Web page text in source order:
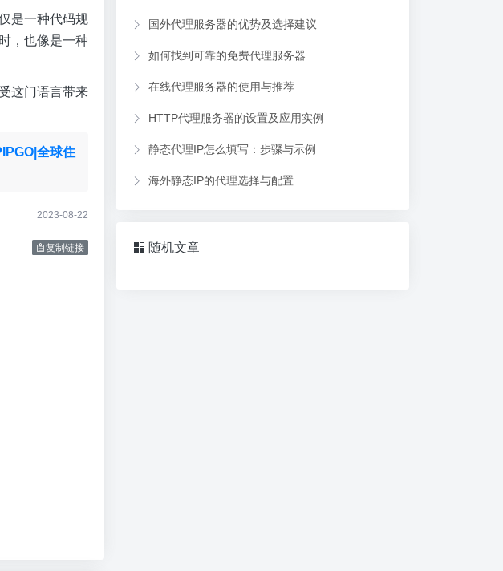
是一种代码规
，也像是一种
这门语言带来
全球住
2023-08-22
复制链接
国外代理服务器的优势及选择建议
如何找到可靠的免费代理服务器
在线代理服务器的使用与推荐
HTTP代理服务器的设置及应用实例
静态代理IP怎么填写：步骤与示例
海外静态IP的代理选择与配置
随机文章